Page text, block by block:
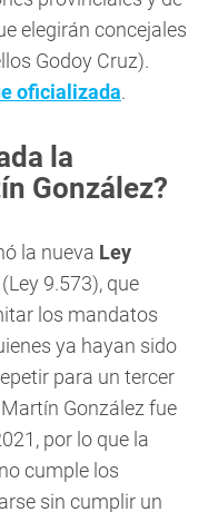
elegirán concejales
Godoy Cruz).
oficializada.
la
González?
la nueva Ley
(Ley 9.573), que
los mandatos
ya hayan sido
para un tercer
González fue
por lo que la
cumple los
sin cumplir un